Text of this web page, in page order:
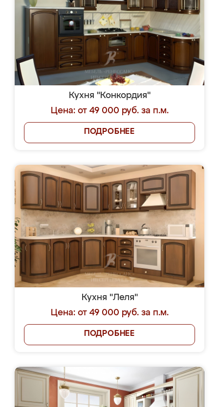
Кухня "Конкордия"
Цена: от 49 000 руб. за п.м.
ПОДРОБНЕЕ
Кухня "Леля"
Цена: от 49 000 руб. за п.м.
ПОДРОБНЕЕ